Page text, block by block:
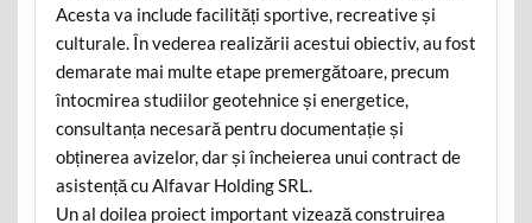
Acesta va include facilități sportive, recreative și
culturale. În vederea realizării acestui obiectiv, au fost
demarate mai multe etape premergătoare, precum
întocmirea studiilor geotehnice și energetice,
consultanța necesară pentru documentație și
obținerea avizelor, dar și încheierea unui contract de
asistență cu Alfavar Holding SRL.
Un al doilea proiect important vizează construirea